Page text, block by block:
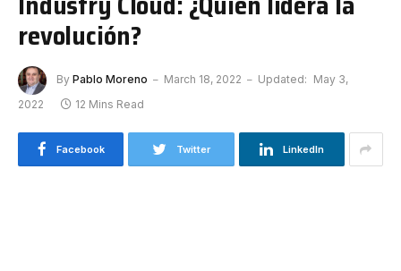
revolución?
By Pablo Moreno March 18, 2022 Updated: May 3,
2022
12 Mins Read
Facebook Twitter LinkedIn